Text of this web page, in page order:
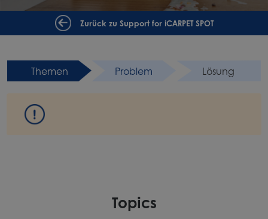
Zurück zu Support for iCARPET SPOT
Themen Problem Lösung
Topics